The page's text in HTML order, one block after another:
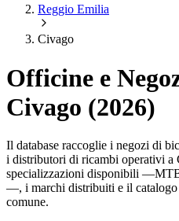
Reggio Emilia
Civago
Officine e
Civago (2026)
Il database raccoglie i negozi di
i distributori di ricambi operativi a
specializzazioni disponibili
—, i marchi distribuiti e il
comune.